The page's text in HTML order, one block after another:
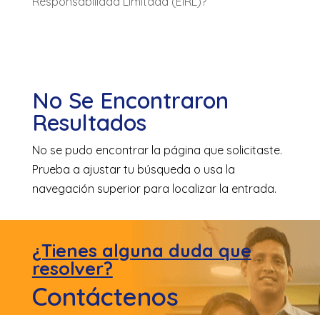
No Se Encontraron
Resultados
No se pudo encontrar la página que solicitaste.
Prueba a ajustar tu búsqueda o usa la
navegación superior para localizar la entrada.
¿Tienes alguna duda que
resolver?
Contáctenos